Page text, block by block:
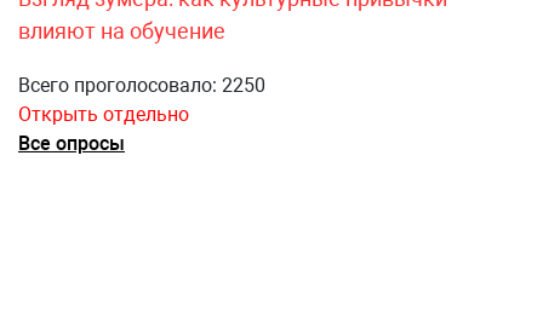
влияют на обучение
Всего проголосовало: 2250
Открыть отдельно
Все опросы